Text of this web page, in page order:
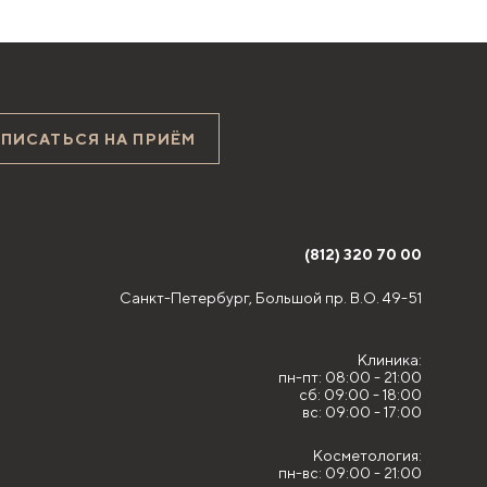
НА ПРИЁМ
(812) 320 70 00
Санкт-Петербург, Большой пр. В.О. 49-51
Клиника:
пн-пт: 08:00 - 21:00
сб: 09:00 - 18:00
вс: 09:00 - 17:00
Косметология:
пн-вс: 09:00 - 21:00